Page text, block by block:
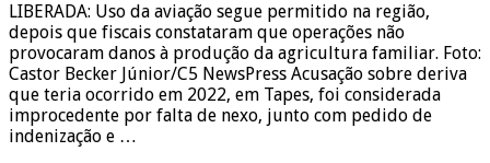
LIBERADA: Uso da aviação segue permitido na região,
depois que fiscais constataram que operações não
provocaram danos à produção da agricultura familiar. Foto:
Castor Becker Júnior/C5 NewsPress Acusação sobre deriva
que teria ocorrido em 2022, em Tapes, foi considerada
improcedente por falta de nexo, junto com pedido de
indenização e …